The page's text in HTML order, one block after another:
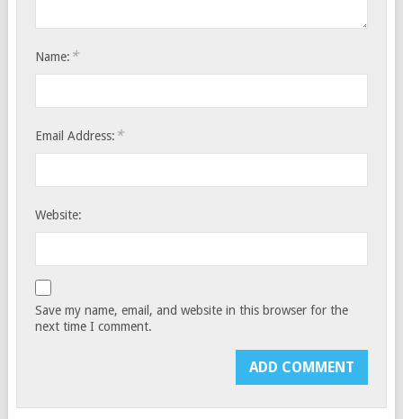
Name: *
Email Address: *
Website:
Save my name, email, and website in this browser for the
next time I comment.